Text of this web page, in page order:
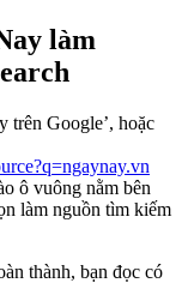
làm
trên Google’, hoặc
ô vuông nằm bên
làm nguồn tìm kiếm
thành, bạn đọc có